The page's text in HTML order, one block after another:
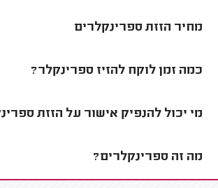
מחיר הזזת ספרינקלרים
כמה זמן לוקח להזיז ספרינקלר?
מי יכול להנפיק אישור על הזזת
מה זה ספרינקלרים?